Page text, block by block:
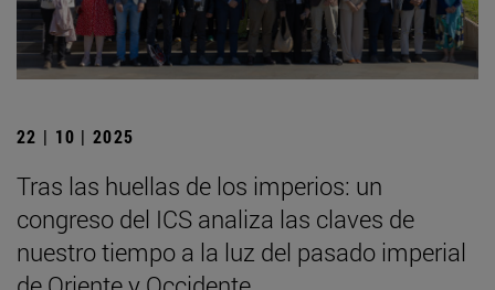
22 | 10 | 2025
Tras las huellas de los imperios: un
congreso del ICS analiza las claves de
nuestro tiempo a la luz del pasado imperial